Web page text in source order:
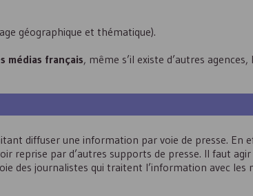
géographique et thématique).
médias français, même s’il existe d’autres agences,
diffuser une information par voie de presse. En
reprise par d’autres supports de presse. Il faut agir
des journalistes qui traitent l’information avec les